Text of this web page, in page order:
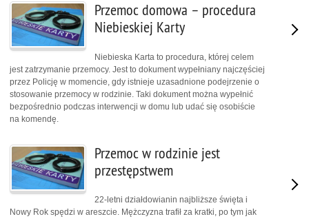
Przemoc domowa – procedura
Niebieskiej Karty
Niebieska Karta to procedura, której celem
jest zatrzymanie przemocy. Jest to dokument wypełniany najczęściej
przez Policję w momencie, gdy istnieje uzasadnione podejrzenie o
stosowanie przemocy w rodzinie. Taki dokument można wypełnić
bezpośrednio podczas interwencji w domu lub udać się osobiście
na komendę.
Przemoc w rodzinie jest
przestępstwem
22-letni działdowianin najbliższe święta i
Nowy Rok spędzi w areszcie. Mężczyzna trafił za kratki, po tym jak